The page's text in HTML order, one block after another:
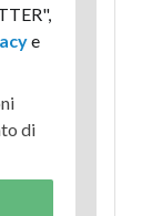
e
di